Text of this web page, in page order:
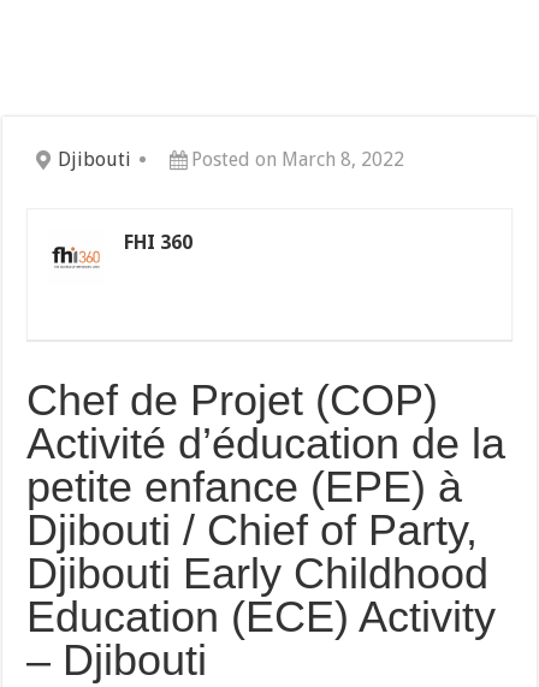
Djibouti Posted on March 8, 2022
FHI 360
Chef de Projet (COP)
Activité d’éducation de la
petite enfance (EPE) à
Djibouti / Chief of Party,
Djibouti Early Childhood
Education (ECE) Activity
– Djibouti